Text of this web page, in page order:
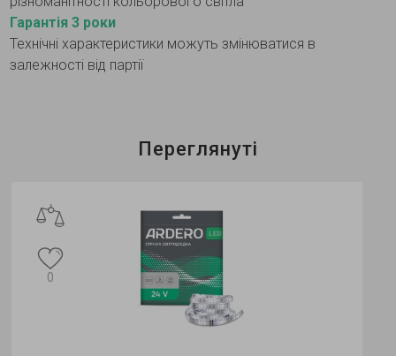
Гарантія 3 роки
Технічні характеристики можуть змінюватися в
залежності від партії
Переглянуті
0